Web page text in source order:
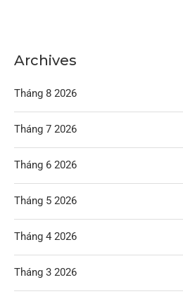
Archives
Tháng 8 2026
Tháng 7 2026
Tháng 6 2026
Tháng 5 2026
Tháng 4 2026
Tháng 3 2026